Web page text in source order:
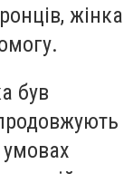
жінка
був